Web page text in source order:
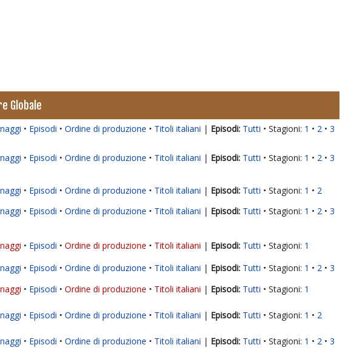
Globale
Episodi Ordine di produzione Titoli italiani | Tutti Stagioni: 1 2
3
Episodi Ordine di produzione Titoli italiani | Tutti Stagioni: 1 2
3
Episodi Ordine di produzione Titoli italiani | Tutti Stagioni: 1
2
Episodi Ordine di produzione Titoli italiani | Tutti Stagioni: 1 2
3
Episodi Ordine di produzione Titoli italiani | Tutti Stagioni: 1
Episodi Ordine di produzione Titoli italiani | Tutti Stagioni: 1 2
3
Episodi Ordine di produzione Titoli italiani | Tutti Stagioni: 1
Episodi Ordine di produzione Titoli italiani | Tutti Stagioni: 1 2
Episodi Ordine di produzione Titoli italiani | Tutti Stagioni: 1 2
3